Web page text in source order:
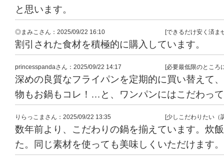
と思います。
◎まみこ さん ：2025/09/22 16:10 [できるだけ安く済ま
割引された食材を積極的に購入しています。
princesspandaさん ：2025/09/22 14:17 [必要最低限のところ
深めの良質なフライパンを定期的に買い替えて
物もお鍋もコレ！…と、ワンパンにはこだわっ
りらっこま さん ：2025/09/22 13:35 [少しこだわりたい（
数年前より、こだわりの鍋を揃えています。炊
た。同じ素材を使っても美味しくいただけます。